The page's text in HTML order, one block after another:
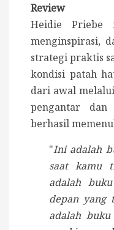
Review
Heidie Priebe
menginspirasi,
strategi praktis
kondisi patah
dari awal
pengantar
berhasil
"Ini adalah
saat kamu
adalah
depan yang
adalah